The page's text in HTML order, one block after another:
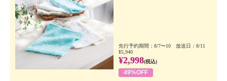
先行予約期間：8/7〜10 放送日：8/11
¥5,940
¥2,998(税込)
49%OFF